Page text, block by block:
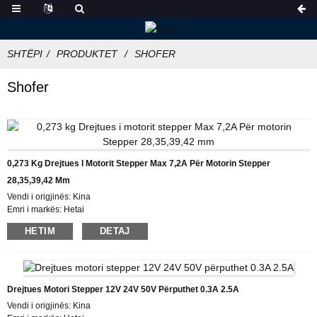
SHTËPI PRODUKTET SHOFER
Shofer
0,273 Kg Drejtues I Motorit Stepper Max 7,2A Për Motorin Stepper
28,35,39,42 Mm
Vendi i origjinës: Kina
Emri i markës: Hetai
Certifikimi: CE ROHS ISO
Numri i modelit: HTD872
Detajet e paketimit: Kartoni me kuti të brendshme shkumë, paletë
Koha e dorëzimit: 7-10 ditë pune
Kushtet e pagesës: L/C, D/P, T/T, Western Union, MoneyGram
HETIM DETAJ
Drejtues Motori Stepper 12V 24V 50V Përputhet 0.3A 2.5A
Vendi i origjinës: Kina